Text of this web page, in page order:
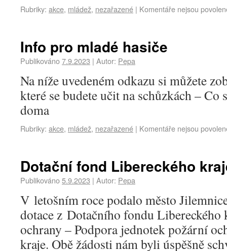
Rubriky: akce, mládež, nezařazené | Komentáře nejsou
Info pro mladé hasiče
Publikováno7.9.2023 | Autor: Pepa
Na níže uvedeném odkazu si můžete
které se budete učit na schůzkách – Co
doma
Rubriky: akce, mládež, nezařazené | Komentáře nejsou
Dotační fond Libereckého
Publikováno5.9.2023 | Autor: Pepa
V letošním roce podalo město
dotace z Dotačního fondu
ochrany – Podpora jednotek požární
kraje. Obě žádosti nám byli úspěšně